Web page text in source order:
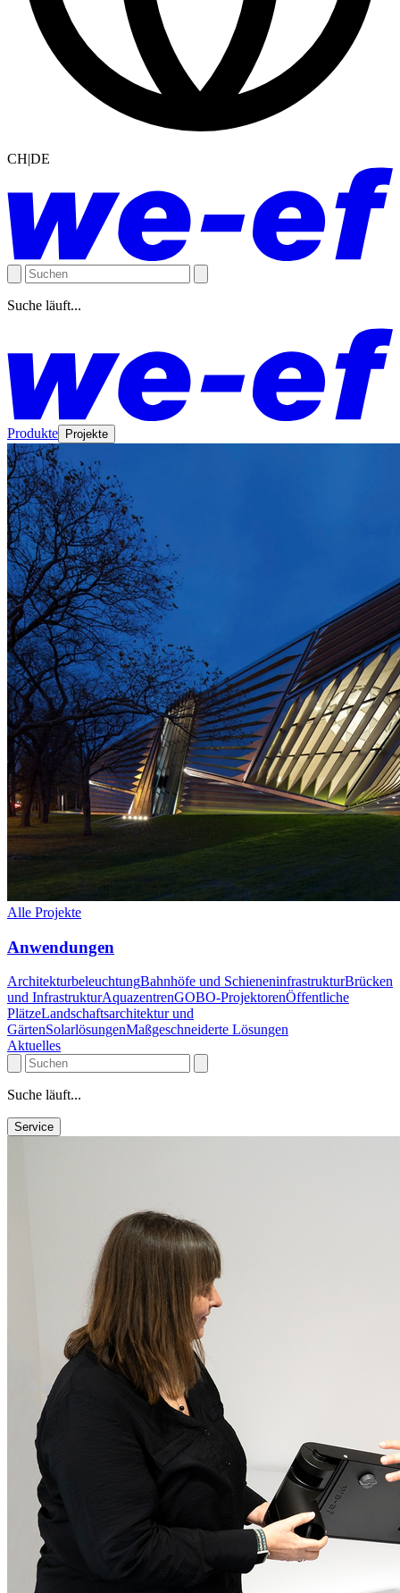
CH|DE
Suche läuft...
Produkte Projekte
Alle Projekte
Anwendungen
ArchitekturbeleuchtungBahnhöfe und SchieneninfrastrukturBrücken
und InfrastrukturAquazentrenGOBO-ProjektorenÖffentliche
PlätzeLandschaftsarchitektur und
GärtenSolarlösungenMaßgeschneiderte Lösungen
Aktuelles
Suche läuft...
Service